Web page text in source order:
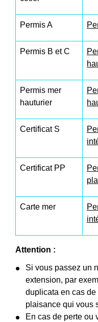
Permis A
Permis B et C
Permis mer
hauturier
Certificat S
Certificat PP
Carte mer
Attention :
Si vous passez un
extension, par
duplicata en cas de
plaisance qui vous
En cas de perte ou